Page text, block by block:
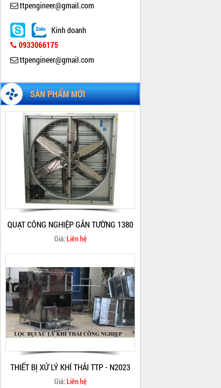
ttpengineer@gmail.com
Kinh doanh
0933066175
ttpengineer@gmail.com
SẢN PHẨM MỚI
BỘ XỬ LÝ KHÔNG KHÍ THẢI TTP-N1
Giá:Liên hệ
QUẠT CÔNG NGHIỆP GẮN TƯỜNG 1380
Giá: Liên hệ
THIẾT BỊ XỬ LÝ KHÍ THẢI TTP - N2023
Giá: Liên hệ